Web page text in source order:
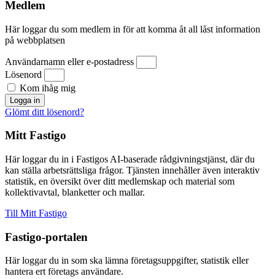
Medlem
Här loggar du som medlem in för att komma åt all låst information
på webbplatsen
Användarnamn eller e-postadress
Lösenord
Kom ihåg mig
Logga in
Glömt ditt lösenord?
Mitt Fastigo
Här loggar du in i Fastigos AI-baserade rådgivningstjänst, där du
kan ställa arbetsrättsliga frågor. Tjänsten innehåller även interaktiv
statistik, en översikt över ditt medlemskap och material som
kollektivavtal, blanketter och mallar.
Till Mitt Fastigo
Fastigo-portalen
Här loggar du in som ska lämna företagsuppgifter, statistik eller
hantera ert företags användare.